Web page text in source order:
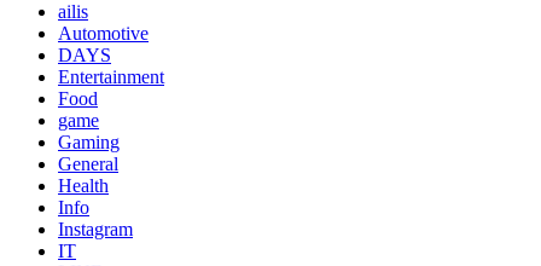
ailis
Automotive
DAYS
Entertainment
Food
game
Gaming
General
Health
Info
Instagram
IT